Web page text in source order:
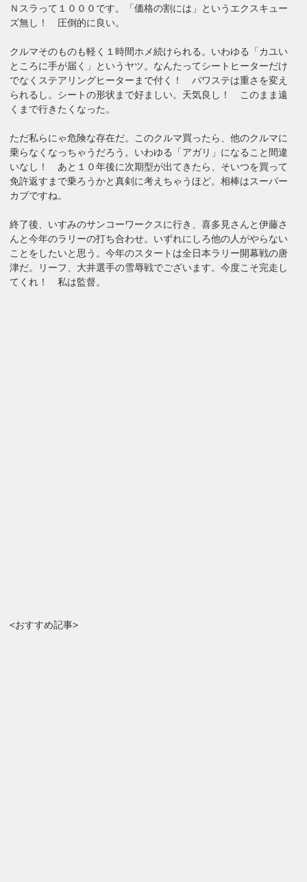
Ｎスラって１０００です。「価格の割には」というエクスキュー
ズ無し！ 圧倒的に良い。
クルマそのものも軽く１時間ホメ続けられる。いわゆる「カユい
ところに手が届く」というヤツ。なんたってシートヒーターだけ
でなくステアリングヒーターまで付く！ パワステは重さを変え
られるし。シートの形状まで好ましい。天気良し！ このまま遠
くまで行きたくなった。
ただ私らにゃ危険な存在だ。このクルマ買ったら、他のクルマに
乗らなくなっちゃうだろう。いわゆる「アガリ」になること間違
いなし！ あと１０年後に次期型が出てきたら、そいつを買って
免許返すまで乗ろうかと真剣に考えちゃうほど。相棒はスーパー
カブですね。
終了後、いすみのサンコーワークスに行き、喜多見さんと伊藤さ
んと今年のラリーの打ち合わせ。いずれにしろ他の人がやらない
ことをしたいと思う。今年のスタートは全日本ラリー開幕戦の唐
津だ。リーフ、大井選手の雪辱戦でございます。今度こそ完走し
てくれ！ 私は監督。
<おすすめ記事>